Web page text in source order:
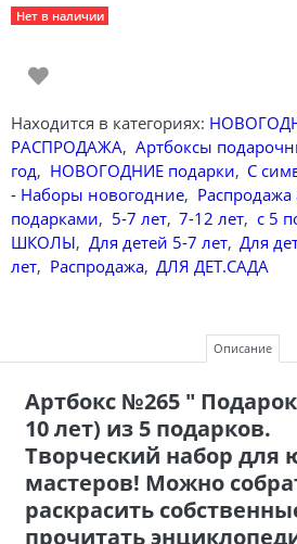
Нет в наличии
Находится в категориях:
РАСПРОДАЖА, Артбоксы
год, НОВОГОДНИЕ подарки, С
- Наборы новогодние, Распродажа
подарками, 5-7 лет, 7-12 лет, с 5
ШКОЛЫ, Для детей 5-7 лет, Для
лет, Распродажа, ДЛЯ ДЕТ.САДА
Описание
Артбокс №265 "
10 лет) из 5 подарков.
Творческий набор для
мастеров! Можно
раскрасить
прочитать